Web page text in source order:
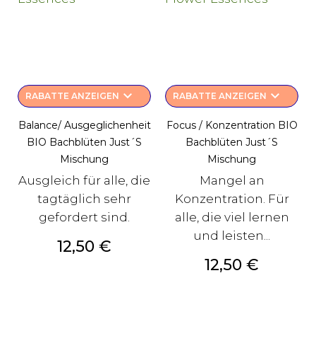
RABATTE ANZEIGEN keyboard_arrow_down
Balance/ Ausgeglichenheit
BIO Bachblüten Just´s
Mischung
Ausgleich für alle, die
tagtäglich sehr
gefordert sind.
Preis
12,50 €
RABATTE ANZEIGEN keyboard_arrow_down
Focus / Konzentration BIO
Bachblüten Just´s
Mischung
Mangel an
Konzentration. Für
alle, die viel lernen
und leisten...
Preis
12,50 €